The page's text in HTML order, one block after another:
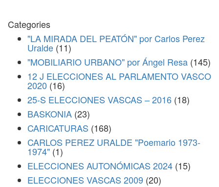
Categories
"LA MIRADA DEL PEATÓN" por Carlos Perez
Uralde (11)
"MOBILIARIO URBANO" por Ángel Resa (145)
12 J ELECCIONES AL PARLAMENTO VASCO
2020 (16)
25-S ELECCIONES VASCAS – 2016 (18)
BASKONIA (23)
CARICATURAS (168)
CARLOS PEREZ URALDE "Poemario 1973-
1974" (1)
ELECCIONES AUTONÓMICAS 2024 (15)
ELECCIONES VASCAS 2009 (20)